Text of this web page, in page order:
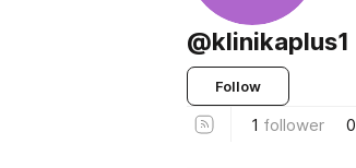
@klinikaplus1
Follow
1 follower 0